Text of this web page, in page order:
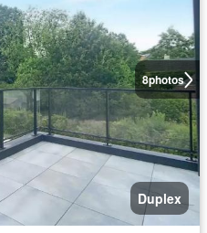
8photos
Duplex